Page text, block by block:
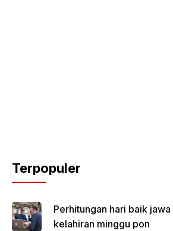
Terpopuler
Perhitungan hari baik
kelahiran minggu pon